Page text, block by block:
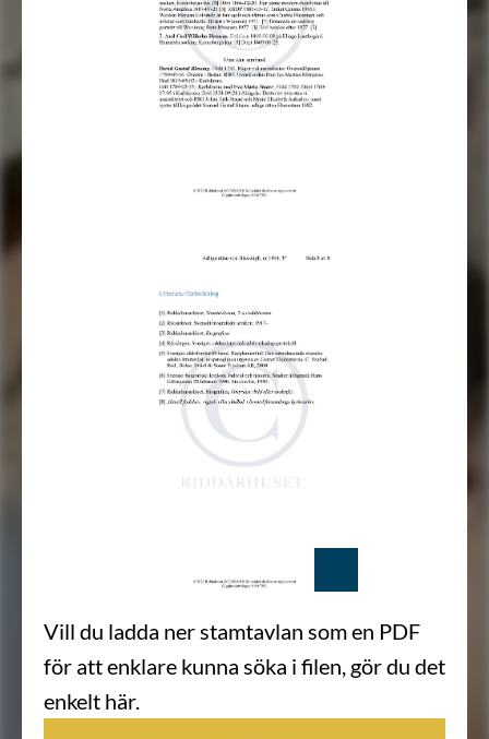
Vill du ladda ner stamtavlan som en PDF
för att enklare kunna söka i filen, gör du det
enkelt här.